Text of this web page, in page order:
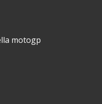
motogp